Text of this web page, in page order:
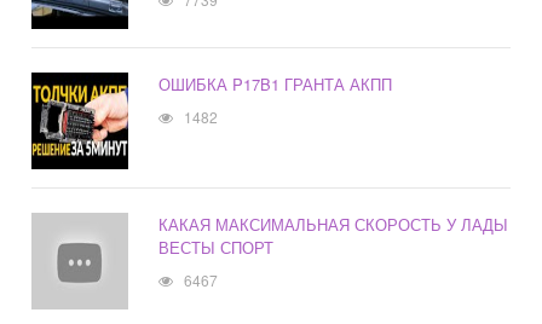
ОШИБКА P17B1 ГРАНТА АКПП
1482
КАКАЯ МАКСИМАЛЬНАЯ СКОРОСТЬ У ЛАДЫ
ВЕСТЫ СПОРТ
6467